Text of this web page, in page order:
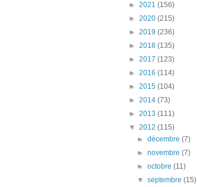
► 2021 (156)
► 2020 (215)
► 2019 (236)
► 2018 (135)
► 2017 (123)
► 2016 (114)
► 2015 (104)
► 2014 (73)
► 2013 (111)
▼ 2012 (115)
►décembre(7)
►novembre(7)
►octobre(11)
▼septembre(15)